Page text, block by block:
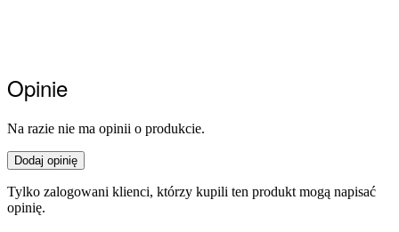
Opinie
Na razie nie ma opinii o produkcie.
Dodaj opinię
Tylko zalogowani klienci, którzy kupili ten produkt mogą napisać
opinię.